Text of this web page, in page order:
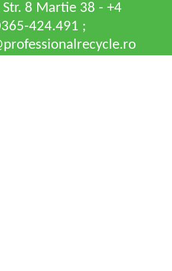
8 Martie 38 - +4
424.491 ;